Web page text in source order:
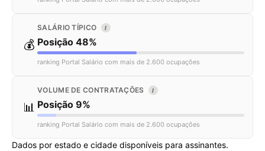
💰
SALÁRIO TÍPICO I
Posição 48%
ranking Portal Salário com mais de 2.600 ocupações
📊
VOLUME DE CONTRATAÇÕES I
Posição 9%
ranking Portal Salário com mais de 2.600 ocupações
Dados por estado e cidade disponíveis para assinantes.